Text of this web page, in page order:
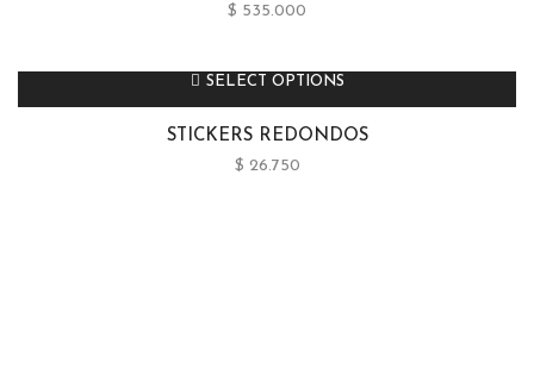
$ 535.000
SELECT OPTIONS
STICKERS REDONDOS
$ 26.750